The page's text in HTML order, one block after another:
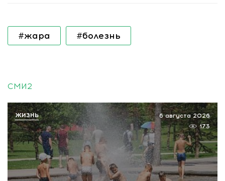
#жара #болезнь
СМИ2
6 августа 2026
173
ЖИЗНЬ